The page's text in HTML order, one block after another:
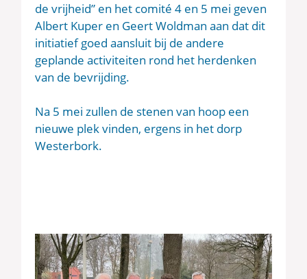
de vrijheid” en het comité 4 en 5 mei geven
Albert Kuper en Geert Woldman aan dat dit
initiatief goed aansluit bij de andere
geplande activiteiten rond het herdenken
van de bevrijding.
Na 5 mei zullen de stenen van hoop een
nieuwe plek vinden, ergens in het dorp
Westerbork.